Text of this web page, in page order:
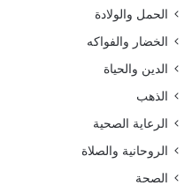
الحمل والولادة
الخضار والفواكه
الدين والحياة
الذهب
الرعاية الصحية
الروحانية والصلاة
الصحة